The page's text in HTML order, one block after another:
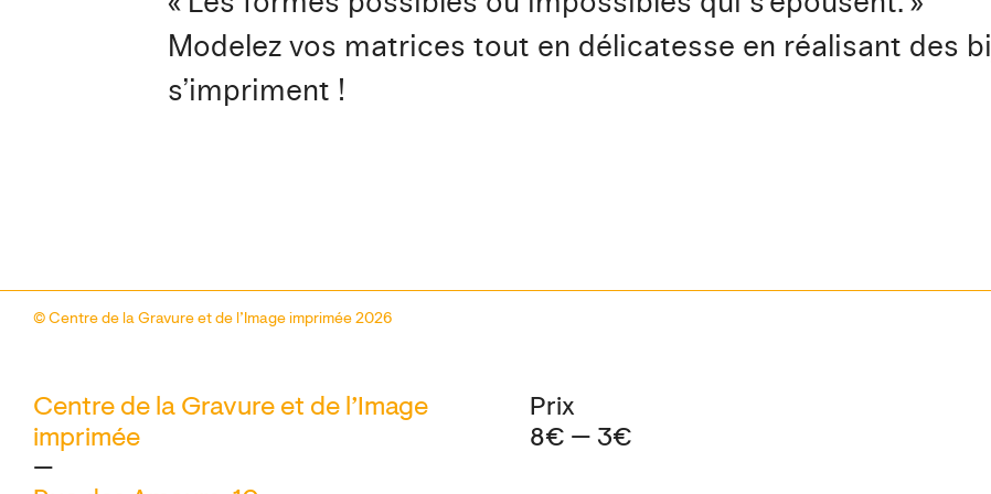
Modelez vos matrices tout en délicatesse en réalisant des
s’impriment !
Centre de la Gravure et de l’Image
imprimée
—
Prix
8€ — 3€
© Centre de la Gravure et de l’Image imprimée 2026